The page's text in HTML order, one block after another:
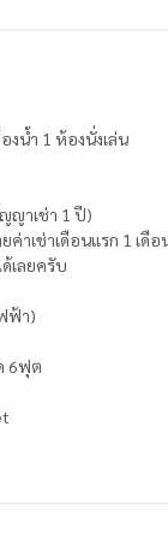
- รูปแบบห้อง 1 ห้องนอน 1 ห้องน้ำ 1 ห้องนั่งเล่น
/ เดือน (สัญญาเช่า 1 ปี)
าเช่าเดือนแรก 1 เดือ
เลยครับ
ฟ้า)
6ฟุต